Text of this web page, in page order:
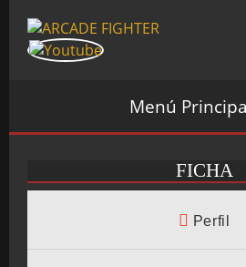
Menú
INICIO
FICHA
Perfil